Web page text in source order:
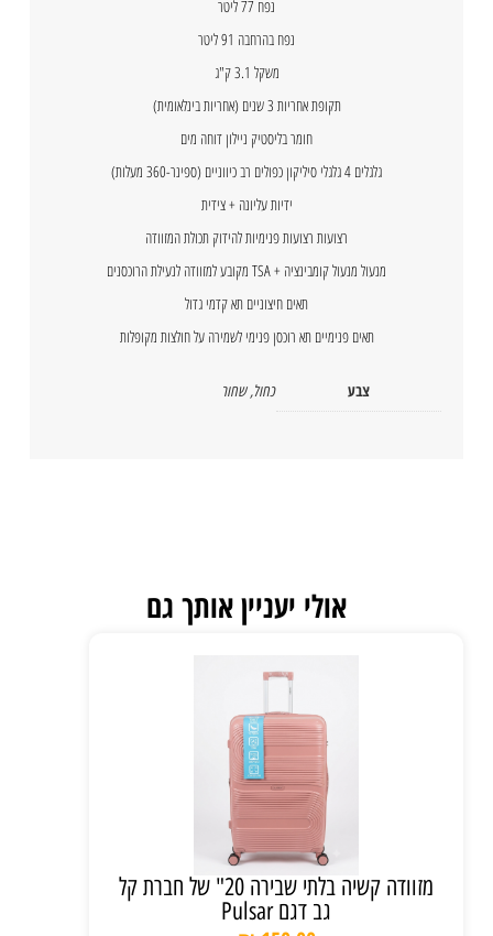
נפח 77 ליטר
נפח בהרחבה 91 ליטר
משקל 3.1 ק"ג
תקופת אחריות 3 שנים (אחריות בינלאומית)
חומר בליסטיק ניילון דוחה מים
גלגלים 4 גלגלי סיליקון כפולים רב כיווניים (ספינר-360 מעלות)
ידיות עליונה + צידית
רצועות רצועות פנימיות להידוק תכולת המזוודה
מנעול מנעול קומבינציה + TSA מקובע למזוודה לנעילת הרוכסנים
תאים חיצוניים תא קדמי גדול
תאים פנימיים תא רוכסן פנימי לשמירה על חולצות מקופלות
צבע כחול,שחור
אולי יעניין אותך גם
מזוודה קשיה בלתי שבירה 20" של חברת קל
גב דגם Pulsar